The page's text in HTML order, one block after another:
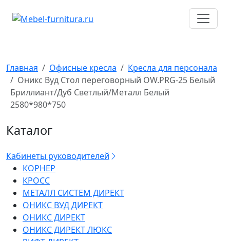
Главная Офисные кресла
Кресла для персонала
Оникс Вуд Стол переговорный OW.PRG-25 Белый
Бриллиант/Дуб Светлый/Металл Белый
2580*980*750
Каталог
Кабинеты руководителей
КОРНЕР
КРОСС
МЕТАЛЛ СИСТЕМ ДИРЕКТ
ОНИКС ВУД ДИРЕКТ
ОНИКС ДИРЕКТ
ОНИКС ДИРЕКТ ЛЮКС